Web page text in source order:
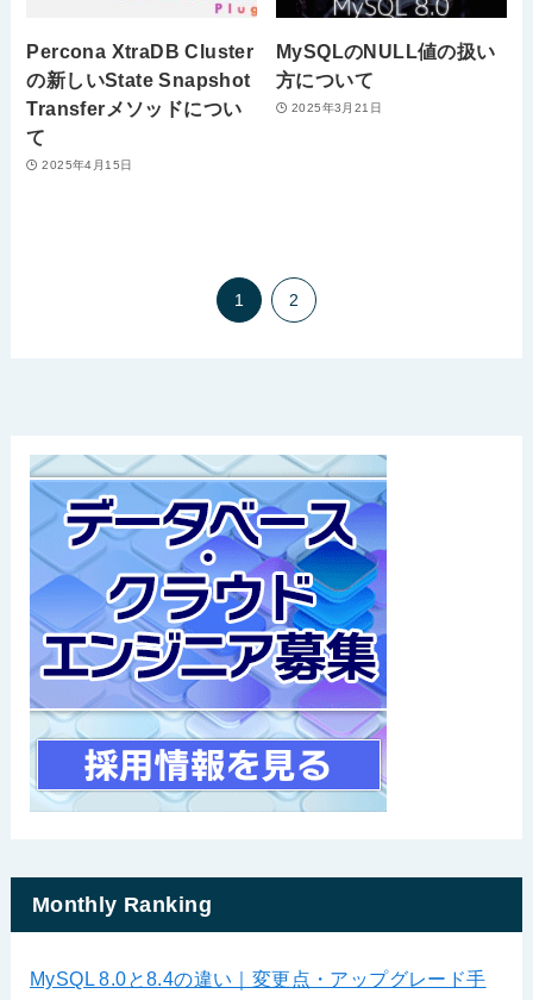
Percona XtraDB Cluster
の新しいState Snapshot
Transferメソッドについ
て
2025年4月15日
MySQLのNULL値の扱い
方について
2025年3月21日
1 2
Monthly Ranking
MySQL 8.0と8.4の違い｜変更点・アップグレード手